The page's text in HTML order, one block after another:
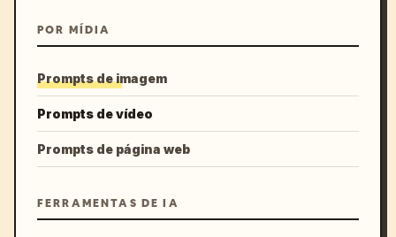
POR MÍDIA
Prompts de imagem
Prompts de vídeo
Prompts de página web
FERRAMENTAS DE IA